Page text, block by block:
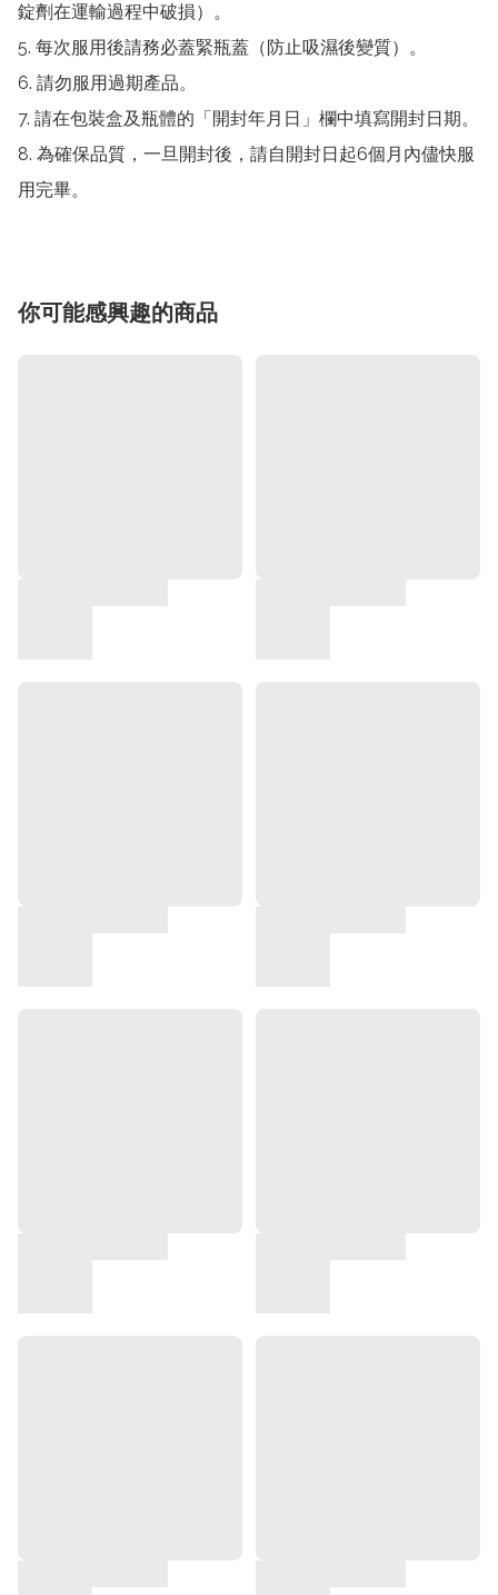
錠劑在運輸過程中破損）。
5. 每次服用後請務必蓋緊瓶蓋（防止吸濕後變質）。
6. 請勿服用過期產品。
7. 請在包裝盒及瓶體的「開封年月日」欄中填寫開封日期。
8. 為確保品質，一旦開封後，請自開封日起6個月內儘快服
用完畢。
你可能感興趣的商品